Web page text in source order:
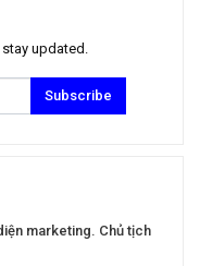
updated.
Subscribe
marketing. Chủ tịch